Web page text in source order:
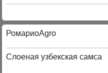
РомариоAgro
Слоеная узбекская самса